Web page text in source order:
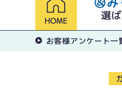
選
お客様アンケート一